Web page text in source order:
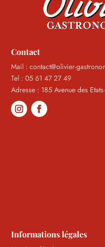
Contact
Mail : contact@olivier-
Tel : 05 61 47 27 49
Adresse : 185 Avenue des
Informations légales